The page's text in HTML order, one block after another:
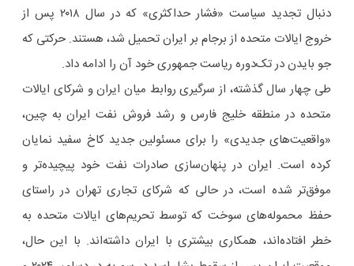
دنبال تجدید سیاست «فشار حداکثری» که در سال ۲۰۱۸ پس از
خروج ایالات متحده از برجام بر ایران تحمیل شد، هستند. حرکتی که
جو بایدن در تک‌دوره‌ ریاست جمهوری خود آن را ادامه داد.
طی چهار سال گذشته، از سرگیری روابط میان ایران و شرکای ایالات
متحده در منطقه خلیج فارس و رشد فروش نفت ایران به چین،
«واقعیت‌های جدیدی» را برای مسئولین جدید کاخ سفید نمایان
کرده است. ایران در پنهان‌سازی صادرات نفت خود پیچیده‌تر و
موفق‌تر شده است، در حالی که شرکای تجاری تهران در راستای
حفظ محموله‌های سوخت که توسط تحریم‌های ایالات متحده به
خطر افتاده‌اند، همکاری بیشتری با ایران داشته‌اند. با این حال،